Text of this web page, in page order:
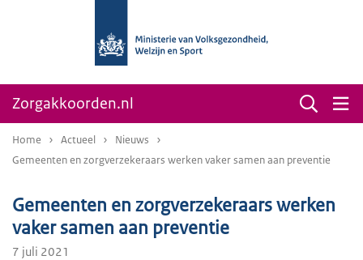
Zorgakkoorden.nl
Home Actueel
Nieuws
Gemeenten en zorgverzekeraars werken vaker samen aan preventie
Gemeenten en zorgverzekeraars werken
vaker samen aan preventie
7 juli 2021